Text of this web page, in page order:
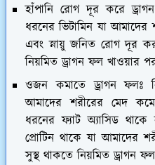
হাঁপানি রোগ দূর করে
ধরনের ভিটামিন যা আমাদের
এবং স্নায়ু জনিত রোগ দূর
নিয়মিত ড্রাগন ফল খাওয়ার
ওজন কমাতে ড্রাগন ফলঃ
আমাদের শরীরের মেদ
ধরনের ফ্যাট অ্যাসিড
প্রোটিন থাকে যা আমাদের
সুস্থ থাকতে নিয়মিত ড্রাগন